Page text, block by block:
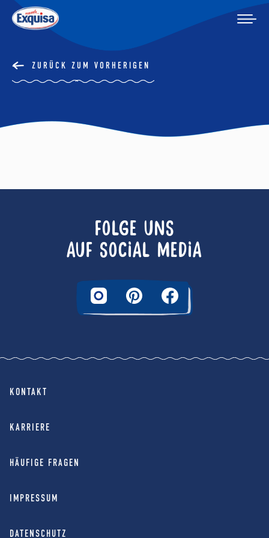
ZURÜCK ZUM VORHERIGEN
FOLGE UNS
AUF SOCIAL MEDIA
KONTAKT
KARRIERE
HÄUFIGE FRAGEN
IMPRESSUM
DATENSCHUTZ